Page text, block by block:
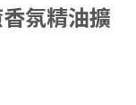
氛精油擴